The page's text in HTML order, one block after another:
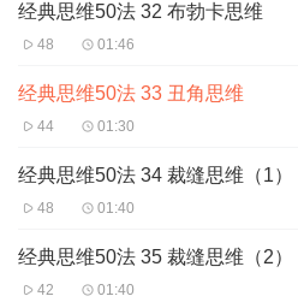
经典思维50法 32 布勃卡思维
48 01:46
经典思维50法 33 丑角思维
44 01:30
经典思维50法 34 裁缝思维（1）
48 01:40
经典思维50法 35 裁缝思维（2）
42 01:40